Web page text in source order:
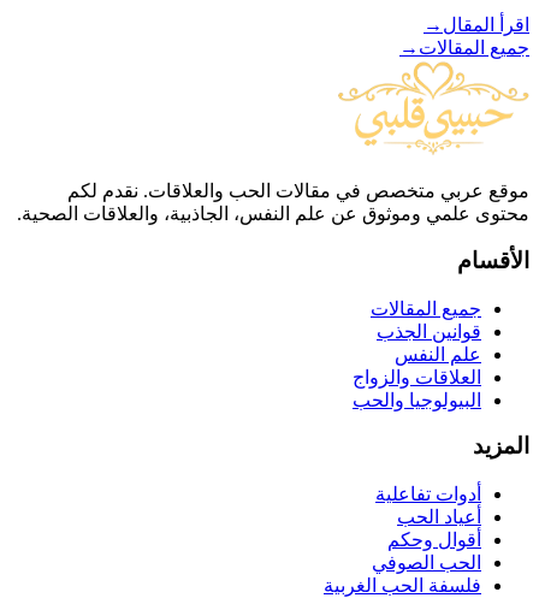
اقرأ المقال →
جميع المقالات →
موقع عربي متخصص في مقالات الحب والعلاقات. نقدم لكم
محتوى علمي وموثوق عن علم النفس، الجاذبية، والعلاقات الصحية.
الأقسام
جميع المقالات
قوانين الجذب
علم النفس
العلاقات والزواج
البيولوجيا والحب
المزيد
أدوات تفاعلية
أعياد الحب
أقوال وحكم
الحب الصوفي
فلسفة الحب الغربية